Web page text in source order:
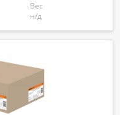
Вес
н/д